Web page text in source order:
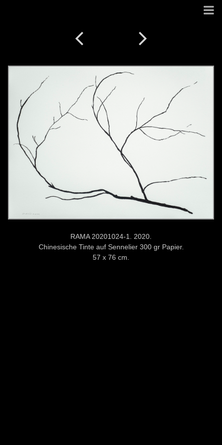
RAMA 20201024-1. 2020.
Chinesische Tinte auf Sennelier 300 gr Papier.
57 x 76 cm.